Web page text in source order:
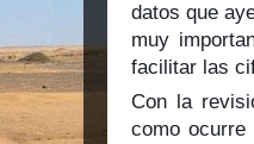
datos que
muy
facilitar las
Con la
como